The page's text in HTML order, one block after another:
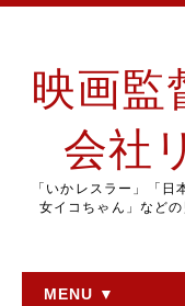
映画監
会社
「いかレスラー」「
女イコちゃん」など
MENU ▼